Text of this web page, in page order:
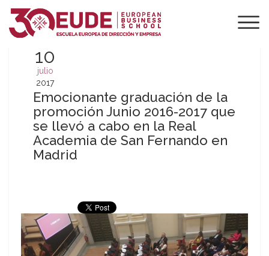
10
julio
2017
Emocionante graduación de la
promoción Junio 2016-2017 que
se llevó a cabo en la Real
Academia de San Fernando en
Madrid